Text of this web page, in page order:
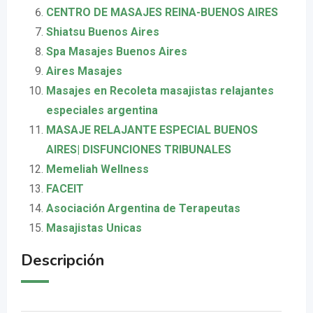
CENTRO DE MASAJES REINA-BUENOS AIRES
Shiatsu Buenos Aires
Spa Masajes Buenos Aires
Aires Masajes
Masajes en Recoleta masajistas relajantes
especiales argentina
MASAJE RELAJANTE ESPECIAL BUENOS
AIRES| DISFUNCIONES TRIBUNALES
Memeliah Wellness
FACEIT
Asociación Argentina de Terapeutas
Masajistas Unicas
Descripción